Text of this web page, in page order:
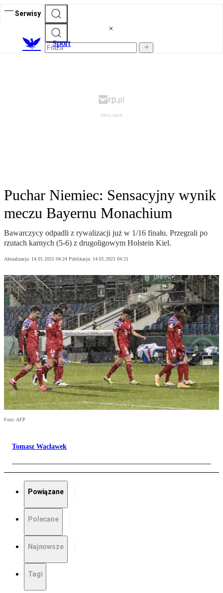
Serwisy
Sport
Puchar Niemiec: Sensacyjny wynik
meczu Bayernu Monachium
Bawarczycy odpadli z rywalizacji już w 1/16 finału. Przegrali po
rzutach karnych (5-6) z drugoligowym Holstein Kiel.
Aktualizacja: 14.01.2021 04:24 Publikacja: 14.01.2021 04:21
Foto: AFP
Tomasz Wacławek
Powiązane
Polecane
Najnowsze
Tagi